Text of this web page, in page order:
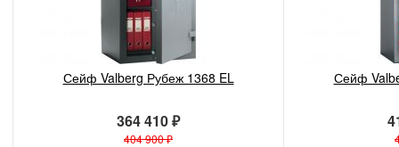
Сейф Valberg Рубеж 1368 EL
364 410 ₽
404 900 ₽
Сейф